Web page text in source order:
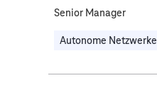
Senior Manager
Autonome Netzwerke